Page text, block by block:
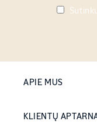
APIE MUS
KLIENTŲ